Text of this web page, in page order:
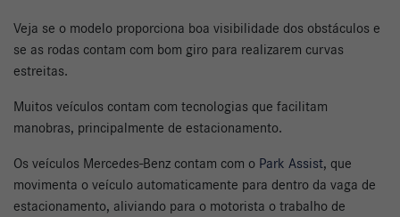
Veja se o modelo proporciona boa visibilidade dos obstáculos e
se as rodas contam com bom giro para realizarem curvas
estreitas.
Muitos veículos contam com tecnologias que facilitam
manobras, principalmente de estacionamento.
Os veículos Mercedes-Benz contam com o Park Assist, que
movimenta o veículo automaticamente para dentro da vaga de
estacionamento, aliviando para o motorista o trabalho de